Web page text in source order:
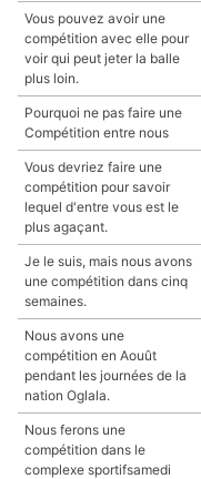
Vous pouvez avoir une
compétition avec elle pour
voir qui peut jeter la balle
plus loin.
Pourquoi ne pas faire une
Compétition entre nous
Vous devriez faire une
compétition pour savoir
lequel d'entre vous est le
plus agaçant.
Je le suis, mais nous avons
une compétition dans cinq
semaines.
Nous avons une
compétition en Aouût
pendant les journées de la
nation Oglala.
Nous ferons une
compétition dans le
complexe sportifsamedi